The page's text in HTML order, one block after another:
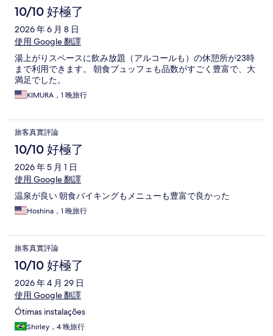
10/10 好極了
2026 年 6 月 8 日
使用 Google 翻譯
湯上がりスペースに飲み放題（アルコールも）の休憩所が23時
まで利用できます。 朝食ブュッフェも品数がすごく豊富で、大
満足でした。
KIMURA，1 晚旅行
旅客真實評論
10/10 好極了
2026 年 5 月 1 日
使用 Google 翻譯
温泉が良い 朝食バイキングもメニューも豊富で良かった
Hoshina，1 晚旅行
旅客真實評論
10/10 好極了
2026 年 4 月 29 日
使用 Google 翻譯
Ótimas instalações
Shirley，4 晚旅行